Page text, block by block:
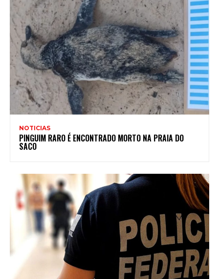
NOTICIAS
PINGUIM RARO É ENCONTRADO MORTO NA PRAIA DO
SACO